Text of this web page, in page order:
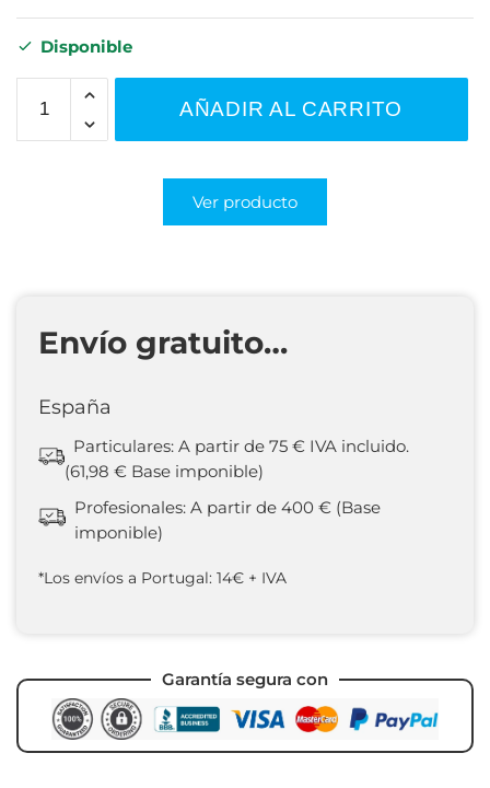
Disponible
AÑADIR AL CARRITO
Ver producto
Envío gratuito…
España
Particulares: A partir de 75 € IVA incluido.
(61,98 € Base imponible)
Profesionales: A partir de 400 € (Base
imponible)
*Los envíos a Portugal: 14€ + IVA
Garantía segura con